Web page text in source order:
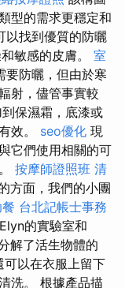
型的需求更穩定和
以找到優質的防曬
敏感的皮膚。 室
要防曬，但由於寒
射，儘管事實較
保濕霜，底漆或
效。 seo優化 現
它們使用相關的可
按摩師證照班 清
方面，我們的小團
台北記帳士事務
的實驗室和
解了活生物體的
以在衣服上留下
洗。 根據產品描